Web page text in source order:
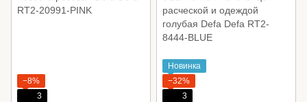
−8%
3
Новинка
−32%
3